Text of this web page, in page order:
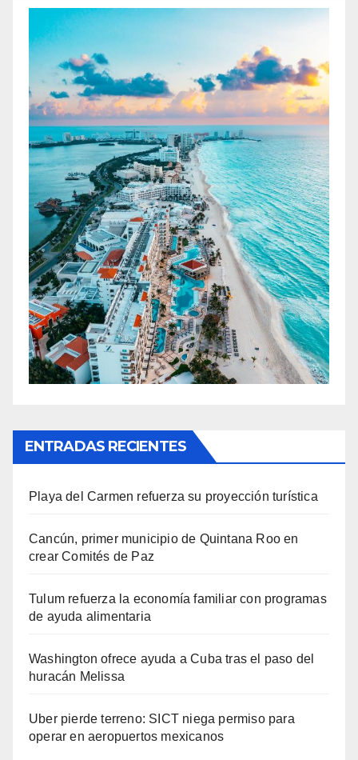
ENTRADAS RECIENTES
Playa del Carmen refuerza su proyección turística
Cancún, primer municipio de Quintana Roo en
crear Comités de Paz
Tulum refuerza la economía familiar con programas
de ayuda alimentaria
Washington ofrece ayuda a Cuba tras el paso del
huracán Melissa
Uber pierde terreno: SICT niega permiso para
operar en aeropuertos mexicanos